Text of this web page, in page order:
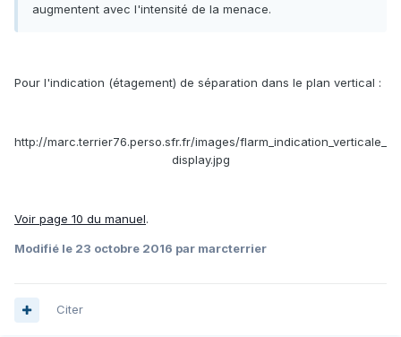
augmentent avec l'intensité de la menace.
Pour l'indication (étagement) de séparation dans le plan vertical :
http://marc.terrier76.perso.sfr.fr/images/flarm_indication_verticale_
display.jpg
Voir page 10 du manuel.
Modifié le 23 octobre 2016 par marcterrier
Citer